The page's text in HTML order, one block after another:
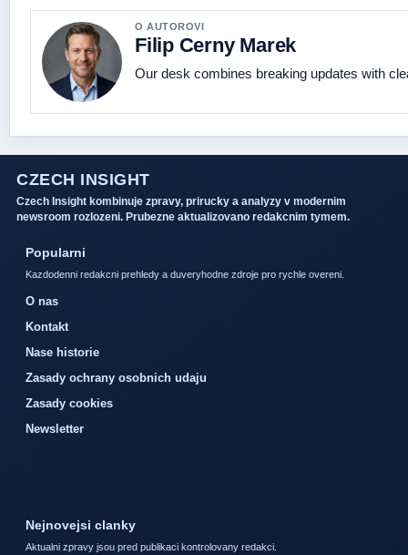
O AUTOROVI
Filip Cerny Marek
Our desk combines breaking updates with
CZECH INSIGHT
Czech Insight kombinuje zpravy, prirucky a analyzy v modernim
newsroom rozlozeni. Prubezne aktualizovano redakcnim tymem.
Popularni
Kazdodenni redakcni prehledy a duveryhodne zdroje pro rychle overeni.
O nas
Kontakt
Nase historie
Zasady ochrany osobnich udaju
Zasady cookies
Newsletter
Nejnovejsi clanky
Aktualni zpravy jsou pred publikaci kontrolovany redakci.